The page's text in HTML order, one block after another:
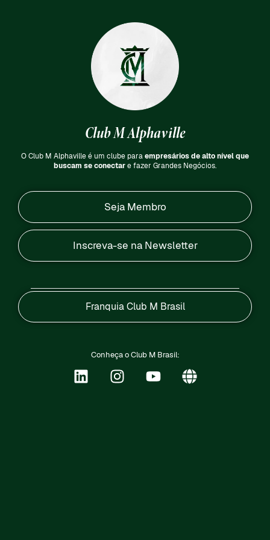
Club M Alphaville
O Club M Alphaville é um clube paraempresários de alto nível que
buscam se conectare fazer Grandes Negócios.
Seja Membro
Inscreva-se na Newsletter
Franquia Club M Brasil
Conheça o Club M Brasil: